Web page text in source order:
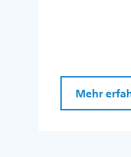
Mehr